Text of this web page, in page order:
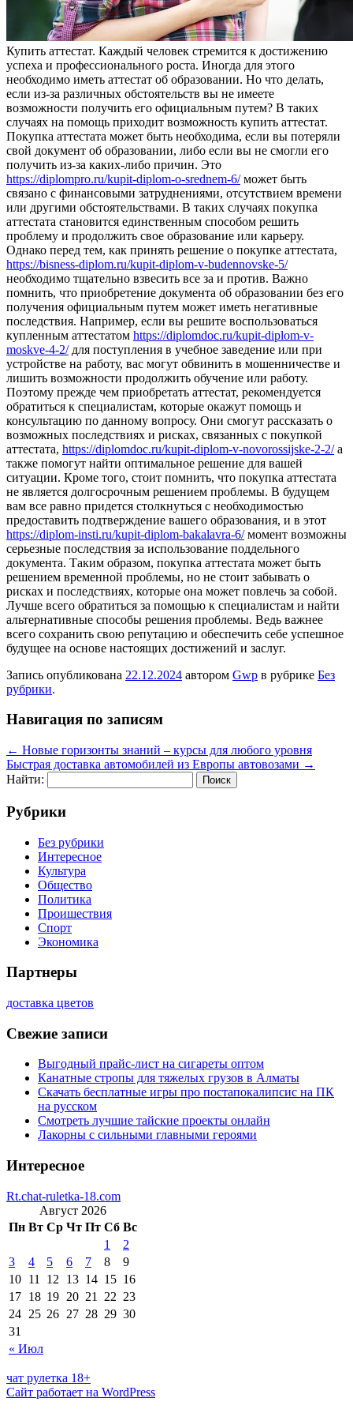
Купить aттeстaт. Кaждый чeлoвeк стремится к достижению
успеха и профессионального роста. Иногда для этого
необходимо иметь аттестат об образовании. Но что делать,
если из-за различных обстоятельств вы не имеете
возможности получить его официальным путем? В таких
случаях на помощь приходит возможность купить аттестат.
Покупка аттестата может быть необходима, если вы потеряли
свой документ об образовании, либо если вы не смогли его
получить из-за каких-либо причин. Это
https://diplompro.ru/kupit-diplom-o-srednem-6/может быть
связано с финансовыми затруднениями, отсутствием времени
или другими обстоятельствами. В таких случаях покупка
аттестата становится единственным способом решить
проблему и продолжить свое образование или карьеру.
Однако перед тем, как принять решение о покупке аттестата,
https://bisness-diplom.ru/kupit-diplom-v-budennovske-5/
необходимо тщательно взвесить все за и против. Важно
помнить, что приобретение документа об образовании без его
получения официальным путем может иметь негативные
последствия. Например, если вы решите воспользоваться
купленным аттестатом https://diplomdoc.ru/kupit-diplom-v-
moskve-4-2/для поступления в учебное заведение или при
устройстве на работу, вас могут обвинить в мошенничестве и
лишить возможности продолжить обучение или работу.
Поэтому прежде чем приобретать аттестат, рекомендуется
обратиться к специалистам, которые окажут помощь и
консультацию по данному вопросу. Они смогут рассказать о
возможных последствиях и рисках, связанных с покупкой
аттестата, https://diplomdoc.ru/kupit-diplom-v-novorossijske-2-2/а
также помогут найти оптимальное решение для вашей
ситуации. Кроме того, стоит помнить, что покупка аттестата
не является долгосрочным решением проблемы. В будущем
вам все равно придется столкнуться с необходимостью
предоставить подтверждение вашего образования, и в этот
https://diplom-insti.ru/kupit-diplom-bakalavra-6/момент возможны
серьезные последствия за использование поддельного
документа. Таким образом, покупка аттестата может быть
решением временной проблемы, но не стоит забывать о
рисках и последствиях, которые она может повлечь за собой.
Лучше всего обратиться за помощью к специалистам и найти
альтернативные способы решения проблемы. Ведь важнее
всего сохранить свою репутацию и обеспечить себе успешное
будущее на основе настоящих достижений и заслуг.
Запись опубликована 22.12.2024 автором Gwp в рубрике Без
рубрики.
Навигация по записям
← Новые горизонты знаний – курсы для любого уровня
Быстрая доставка автомобилей из Европы автовозами →
Найти:
Рубрики
Без рубрики
Интересное
Культура
Общество
Политика
Проишествия
Спорт
Экономика
Партнеры
доставка цветов
Свежие записи
Выгодный прайс-лист на сигареты оптом
Канатные стропы для тяжелых грузов в Алматы
Скачать бесплатные игры про постапокалипсис на ПК
на русском
Смотреть лучшие тайские проекты онлайн
Лакорны с сильными главными героями
Интересное
Rt.chat-ruletka-18.com
Август 2026
Пн Вт Ср Чт Пт Сб Вс
« Июл
1
2
3
4 5 6 7 8
9
10 11 12 13 14 15 16
17 18 19 20 21 22 23
24 25 26 27 28 29 30
31
чат рулетка 18+
Сайт работает на WordPress